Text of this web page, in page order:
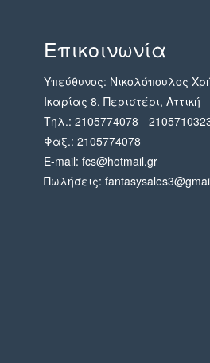
Επικοινωνία
Υπεύθυνος: Νικολόπουλος
Ικαρίας 8, Περιστέρι, Αττική
Τηλ.: 2105774078 -
Φαξ.: 2105774078
E-mail: fcs@hotmail.gr
Πωλήσεις: